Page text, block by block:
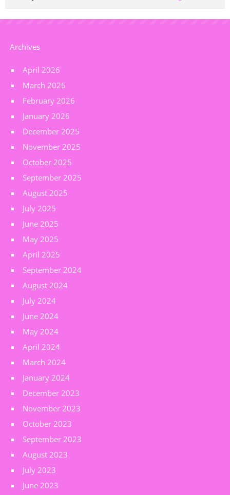
Archives
April 2026
March 2026
February 2026
January 2026
December 2025
November 2025
October 2025
September 2025
August 2025
July 2025
June 2025
May 2025
April 2025
September 2024
August 2024
July 2024
June 2024
May 2024
April 2024
March 2024
January 2024
December 2023
November 2023
October 2023
September 2023
August 2023
July 2023
June 2023